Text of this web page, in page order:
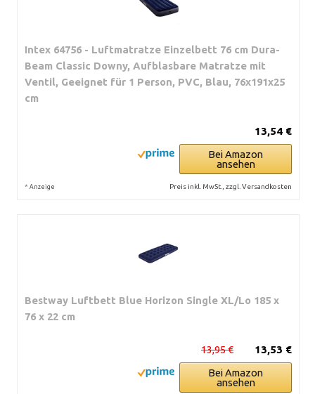
Intex 64756 - Luftmatratze Einzelbett 76 cm Dura-
Beam Classic Downy, Aufblasbare Matratze mit
Ventil, Geeignet für 1 Person, PVC, Blau, 76x191x25
cm
13,54 €
Bei Amazon
ansehen
* Anzeige Preis inkl. MwSt., zzgl. Versandkosten
Bestway Luftbett Blue Horizon Single XL/Lo 185 x
76 x 22 cm
13,53 €
13,95 €
Bei Amazon
ansehen